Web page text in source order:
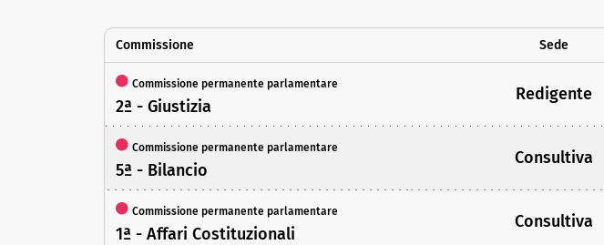
Commissione Sede
Commissione permanente parlamentare
2ª - Giustizia
Redigente
Commissione permanente parlamentare
5ª - Bilancio
Consultiva
Commissione permanente parlamentare
1ª - Affari Costituzionali
Consultiva